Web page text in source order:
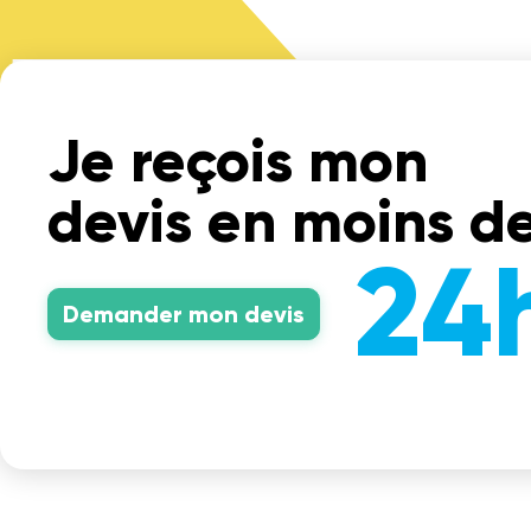
Demander mon devis
Je reçois mon
devis en moins